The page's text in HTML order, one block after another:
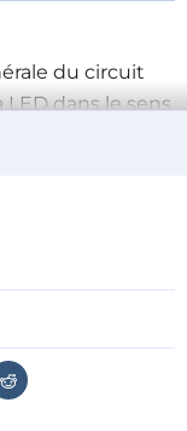
du circuit
dans le sens
de
la résistance-
limitation du